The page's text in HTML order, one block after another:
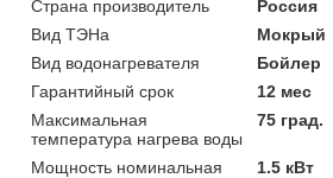
Страна производитель
Россия
Вид ТЭНа
Мокрый
Вид водонагревателя
Бойлер
Гарантийный срок
12 мес
Максимальная
температура нагрева воды
75 град.
Мощность номинальная
1.5 кВт